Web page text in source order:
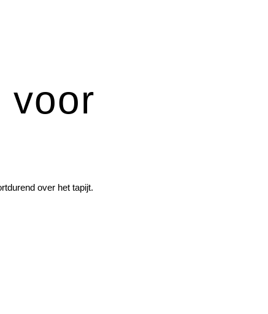
voor
over het tapijt.